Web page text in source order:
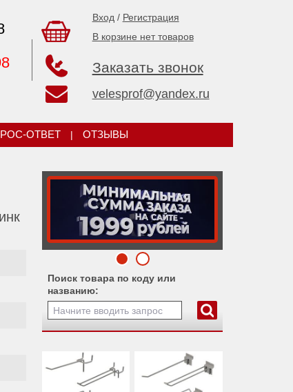
Вход / Регистрация
В корзине нет товаров
Заказать звонок
velesprof@yandex.ru
ОТВЕТ | ОТЗЫВЫ
Поиск товара по коду или
названию: